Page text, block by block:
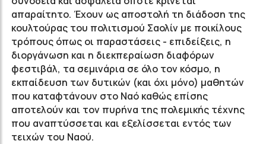
απαραίτητο. Έχουν ως αποστολή τη διάδοση της
κουλτούρας του πολιτισμού Σαολίν με ποικίλους
τρόπους όπως οι παραστάσεις - επιδείξεις, η
διοργάνωση και η διεκπεραίωση διαφόρων
φεστιβάλ, τα σεμινάρια σε όλο τον κόσμο, η
εκπαίδευση των δυτικών (και όχι μόνο) μαθητών
που καταφτάνουν στο Ναό καθώς επίσης
αποτελούν και τον πυρήνα της πολεμικής τέχνης
που αναπτύσσεται και εξελίσσεται εντός των
τειχών του Ναού.